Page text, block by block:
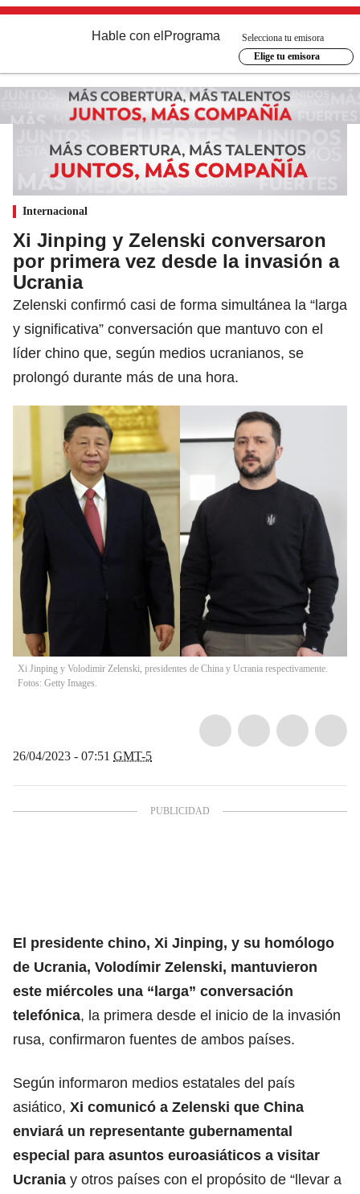
Hable con el Programa
Selecciona tu emisora
Elige tu emisora
Internacional
Xi Jinping y Zelenski conversaron
por primera vez desde la invasión a
Ucrania
Zelenski confirmó casi de forma simultánea la “larga
y significativa” conversación que mantuvo con el
líder chino que, según medios ucranianos, se
prolongó durante más de una hora.
Xi Jinping y Volodimir Zelenski, presidentes de China y Ucrania respectivamente.
Fotos: Getty Images.
26/04/2023 - 07:51 GMT-5
El presidente chino, Xi Jinping, y su homólogo
de Ucrania, Volodímir Zelenski, mantuvieron
este miércoles una “larga” conversación
telefónica, la primera desde el inicio de la invasión
rusa, confirmaron fuentes de ambos países.
Según informaron medios estatales del país
asiático, Xi comunicó a Zelenski que China
enviará un representante gubernamental
especial para asuntos euroasiáticos a visitar
Ucrania y otros países con el propósito de “llevar a